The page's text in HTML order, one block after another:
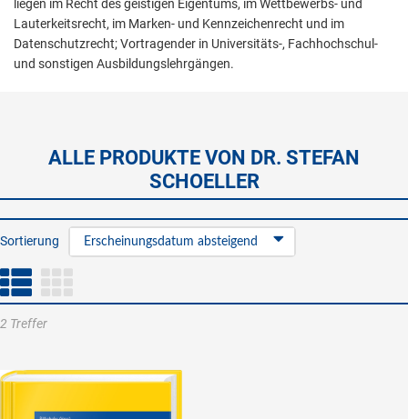
liegen im Recht des geistigen Eigentums, im Wettbewerbs- und
Lauterkeitsrecht, im Marken- und Kennzeichenrecht und im
Datenschutzrecht; Vortragender in Universitäts-, Fachhochschul-
und sonstigen Ausbildungslehrgängen.
ALLE PRODUKTE VON DR. STEFAN
SCHOELLER
Sortierung Erscheinungsdatum absteigend
2 Treffer